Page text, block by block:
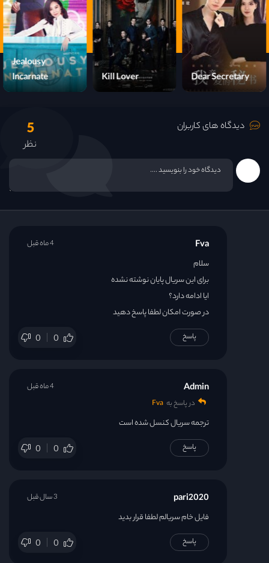
Dear Secretary
Kill Lover
Jealousy
Incarnate
دیدگاه های کاربران 5
نظر
Fva
سلام
برای این سریال پایان نوشته نشده
ایا ادامه دارد؟
در صورت امکان لطفا پاسخ دهید
0 0
4 ماه قبل
پاسخ
Admin
در پاسخ به Fva
ترجمه سریال کنسل شده است
0 0
4 ماه قبل
پاسخ
pari2020
فایل خام سریالم لطفا قرار بدید
0 0
3 سال قبل
پاسخ